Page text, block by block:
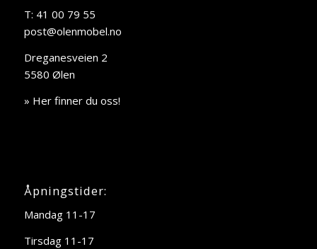
T: 41 00 79 55
post@olenmobel.no
Dreganesveien 2
5580 Ølen
» Her finner du oss!
Åpningstider:
Mandag 11-17
Tirsdag 11-17